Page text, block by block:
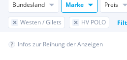
Bundesland Marke Preis
Westen / Gilets HV POLO
Infos zur Reihung der Anzeigen